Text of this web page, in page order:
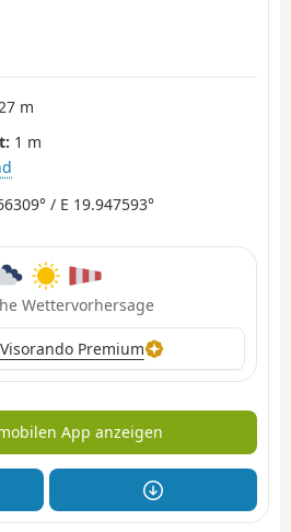
m
1 m
/ E 19.947593°
Wettervorhersage
Premium
App anzeigen